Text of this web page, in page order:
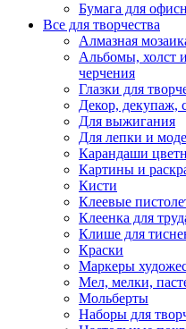
Бумага для
Все для творчества
Алмазная
Альбомы, холст
черчения
Глазки для
Декор, декупаж,
Для выжигания
Для лепки и
Карандаши
Картины и
Кисти
Клеевые
Клеенка для
Клише для
Краски
Маркеры
Мел, мелки,
Мольберты
Наборы для